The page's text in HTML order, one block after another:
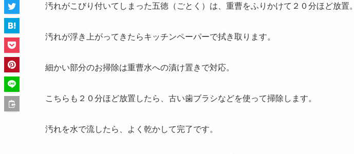
汚れがこびり付いてしまった五徳（ごとく）は、重曹をふりかけて２０分ほど放置。
汚れが浮き上がってきたらキッチンペーパーで拭き取ります。
細かい部分のお掃除は重曹水への漬け置きで対応。
こちらも２０分ほど放置したら、古い歯ブラシなどを使って掃除します。
汚れを水で流したら、よく乾かして完了です。